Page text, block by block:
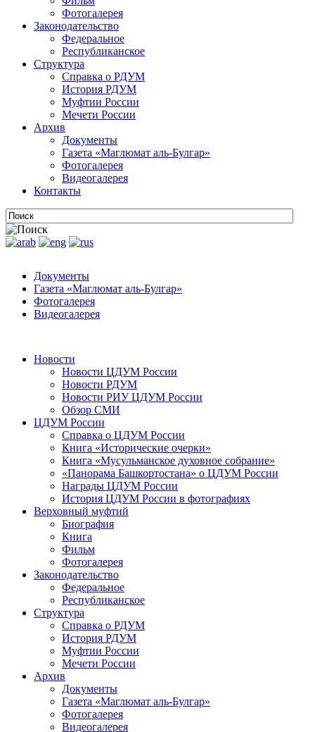
Фотогалерея
Законодательство
Федеральное
Республиканское
Структура
Справка о РДУМ
История РДУМ
Муфтии России
Мечети России
Архив
Документы
Газета «Маглюмат аль-Булгар»
Фотогалерея
Видеогалерея
Контакты
Документы
Газета «Маглюмат аль-Булгар»
Фотогалерея
Видеогалерея
Новости
Новости ЦДУМ России
Новости РДУМ
Новости РИУ ЦДУМ России
Обзор СМИ
ЦДУМ России
Справка о ЦДУМ России
Книга «Исторические очерки»
Книга «Мусульманское духовное собрание»
«Панорама Башкортостана» о ЦДУМ России
Награды ЦДУМ России
История ЦДУМ России в фотографиях
Верховный муфтий
Биография
Книга
Фильм
Фотогалерея
Законодательство
Федеральное
Республиканское
Структура
Справка о РДУМ
История РДУМ
Муфтии России
Мечети России
Архив
Документы
Газета «Маглюмат аль-Булгар»
Фотогалерея
Видеогалерея